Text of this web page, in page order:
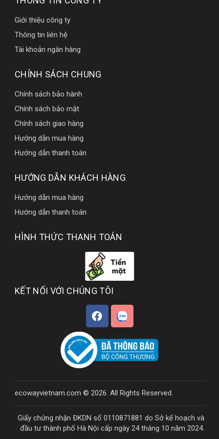
Giới thiệu công ty
Thông tin liên hệ
Tài khoản ngân hàng
CHÍNH SÁCH CHUNG
Chính sách bảo hành
Chính sách bảo mật
Chính sách giao hàng
Hướng dẫn mua hàng
Hướng dẫn thanh toán
HƯỚNG DẪN KHÁCH HÀNG
Hướng dẫn mua hàng
Hướng dẫn thanh toán
HÌNH THỨC THANH TOÁN
KẾT NỐI VỚI CHÚNG TÔI
ecowayvietnam.com © 2026. All Rights Reserved.
Giấy chứng nhận ĐKDN số 0110871881 do Sở kế hoạch và
đầu tư thành phố Hà Nội cấp ngày 24 tháng 10 năm 2024.